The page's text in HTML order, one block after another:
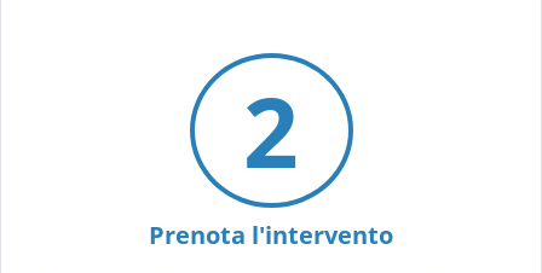
2
Prenota l'intervento